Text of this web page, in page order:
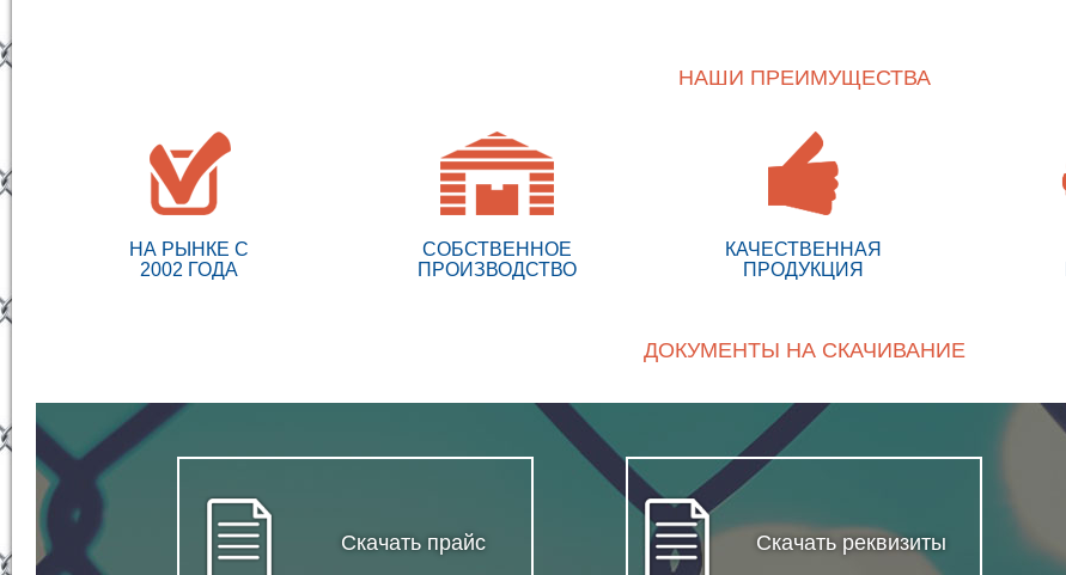
НАШИ ПРЕИМУЩЕСТВА
НА РЫНКЕ С
2002 ГОДА
СОБСТВЕННОЕ
ПРОИЗВОДСТВО
КАЧЕСТВЕННАЯ
ПРОДУКЦИЯ
ДОКУМЕНТЫ НА СКАЧИВАНИЕ
Скачать прайс Скачать реквизиты